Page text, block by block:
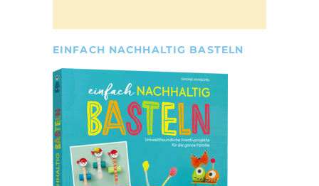
EINFACH NACHHALTIG BASTELN